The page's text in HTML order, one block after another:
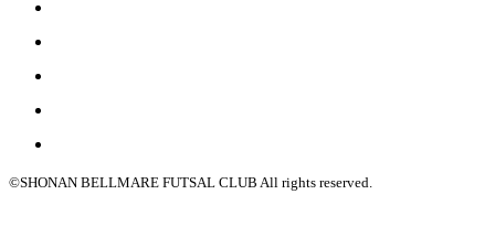
©SHONAN BELLMARE FUTSAL CLUB All rights reserved.